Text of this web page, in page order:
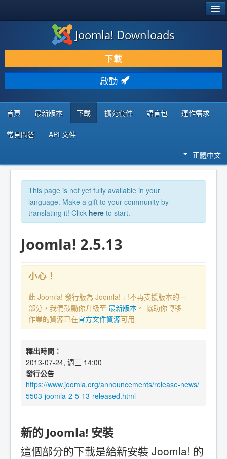
下載 & 擴充
發現 & 學習
社群 & 支援
程式者資源
Joomla! Downloads
下載
啟動
首頁 最新版本 下載 擴充套件 語言包 運作需求
常見問答 API 文件
正體中文
This page is not yet fully available in your
language. Make a gift to your community by
translating it! Click here to start.
Joomla! 2.5.13
小心！
此 Joomla! 發行版為 Joomla! 已不再支援版本的一
部分，我們鼓勵你升級至 最新版本 。 協助你轉移
作業的資源已在官方文件資源可用
釋出時間：
2013-07-24, 週三 14:00
發行公告
https://www.joomla.org/announcements/release-news/
5503-joomla-2-5-13-released.html
新的 Joomla! 安裝
這個部分的下載是給新安裝 Joomla! 的